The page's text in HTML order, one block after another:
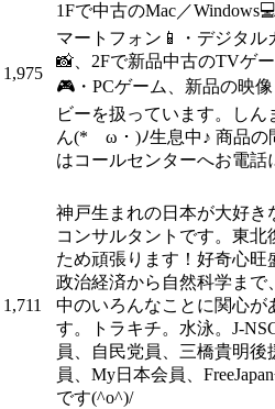
1,975
1Fで中古のMac／
マートフォン📱・デジタル
📸、2Fで新品中古のTVゲ
🎮・PCゲーム、新品の映
ビーを扱っています。しん
ん(*ゝω・)ﾉ生息中♪ 商品の
はコールセンターへお電
1,711
神戸生まれの日本が大好き
コンサルタントです。東北
ため頑張ります！好奇心旺
政治経済から自然科学まで
中のいろんなことに関心が
す。トラキチ。水泳。J-
員、自民党員、三橋貴明後
員、My日本会員、
です(^o^)/